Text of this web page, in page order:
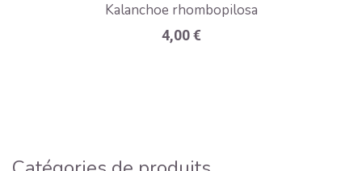
Kalanchoe rhombopilosa
4,00€